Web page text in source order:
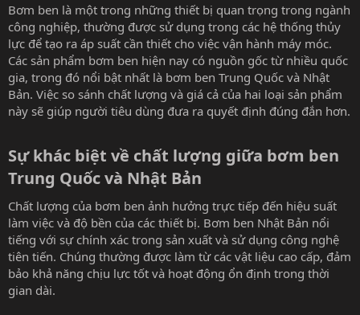
Bơm ben là một trong những thiết bị quan trọng trong ngành
công nghiệp, thường được sử dụng trong các hệ thống thủy
lực để tạo ra áp suất cần thiết cho việc vận hành máy móc.
Các sản phẩm bơm ben hiện nay có nguồn gốc từ nhiều quốc
gia, trong đó nổi bật nhất là bơm ben Trung Quốc và Nhật
Bản. Việc so sánh chất lượng và giá cả của hai loại sản phẩm
này sẽ giúp người tiêu dùng đưa ra quyết định đúng đắn hơn.
Sự khác biệt về chất lượng giữa bơm ben
Trung Quốc và Nhật Bản​
Chất lượng của bơm ben ảnh hưởng trực tiếp đến hiệu suất
làm việc và độ bền của các thiết bị. Bơm ben Nhật Bản nổi
tiếng với sự chính xác trong sản xuất và sử dụng công nghệ
tiên tiến. Chúng thường được làm từ các vật liệu cao cấp, đảm
bảo khả năng chịu lực tốt và hoạt động ổn định trong thời
gian dài.